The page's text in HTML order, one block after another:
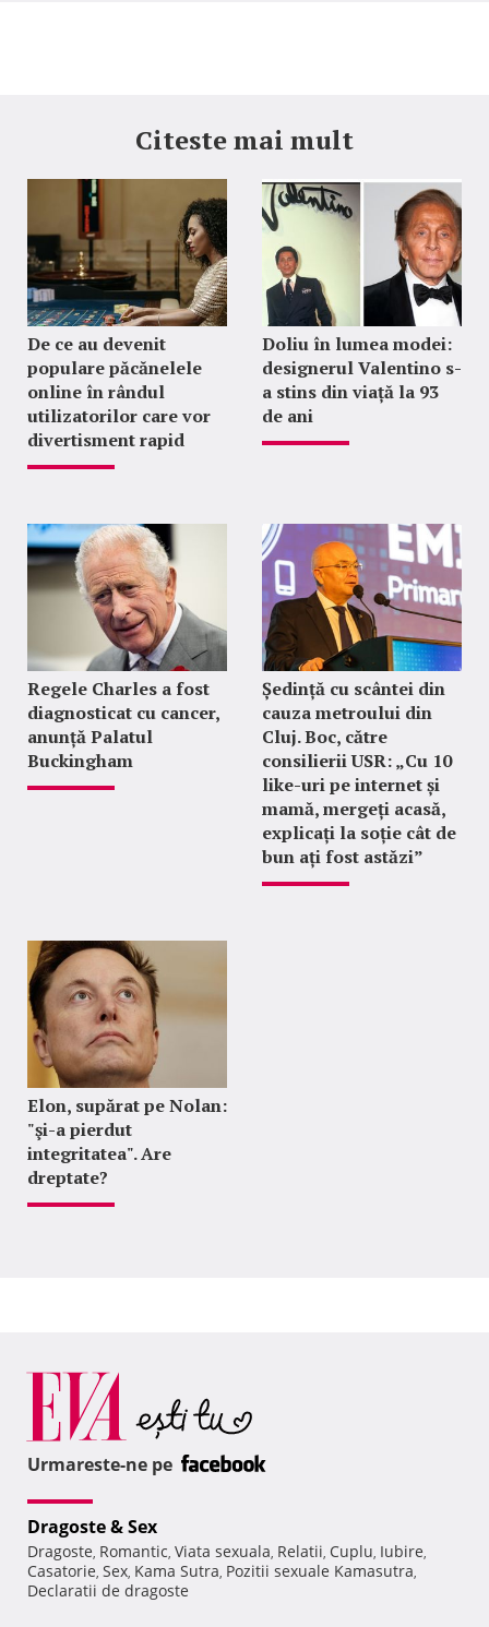
Citeste mai mult
De ce au devenit
populare păcănelele
online în rândul
utilizatorilor care vor
divertisment rapid
Doliu în lumea modei:
designerul Valentino s-
a stins din viață la 93
de ani
Regele Charles a fost
diagnosticat cu cancer,
anunță Palatul
Buckingham
Ședință cu scântei din
cauza metroului din
Cluj. Boc, către
consilierii USR: „Cu 10
like-uri pe internet și
mamă, mergeți acasă,
explicați la soție cât de
bun ați fost astăzi”
Elon, supărat pe Nolan:
"şi-a pierdut
integritatea". Are
dreptate?
Urmareste-ne pe
Dragoste & Sex
Dragoste, Romantic, Viata sexuala, Relatii, Cuplu, Iubire,
Casatorie, Sex, Kama Sutra, Pozitii sexuale Kamasutra,
Declaratii de dragoste